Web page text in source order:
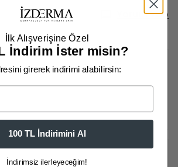
Yorum Yap
göre
İlk Alışverişine Özel
İndirim İster misin?
girerek indirimi alabilirsin:
100 TL İndirimini Al
İndirimsiz ilerleyeceğim!